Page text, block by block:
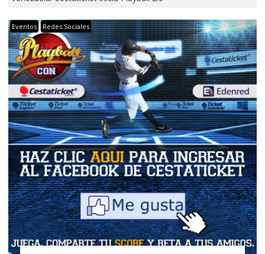
Eventos Redes Sociales